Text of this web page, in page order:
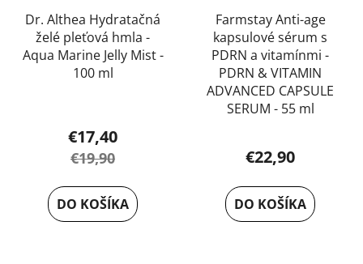
Dr. Althea Hydratačná
želé pleťová hmla -
Aqua Marine Jelly Mist -
100 ml
€17,40
€19,90
DO KOŠÍKA
Farmstay Anti-age
kapsulové sérum s
PDRN a vitamínmi -
PDRN & VITAMIN
ADVANCED CAPSULE
SERUM - 55 ml
€22,90
DO KOŠÍKA